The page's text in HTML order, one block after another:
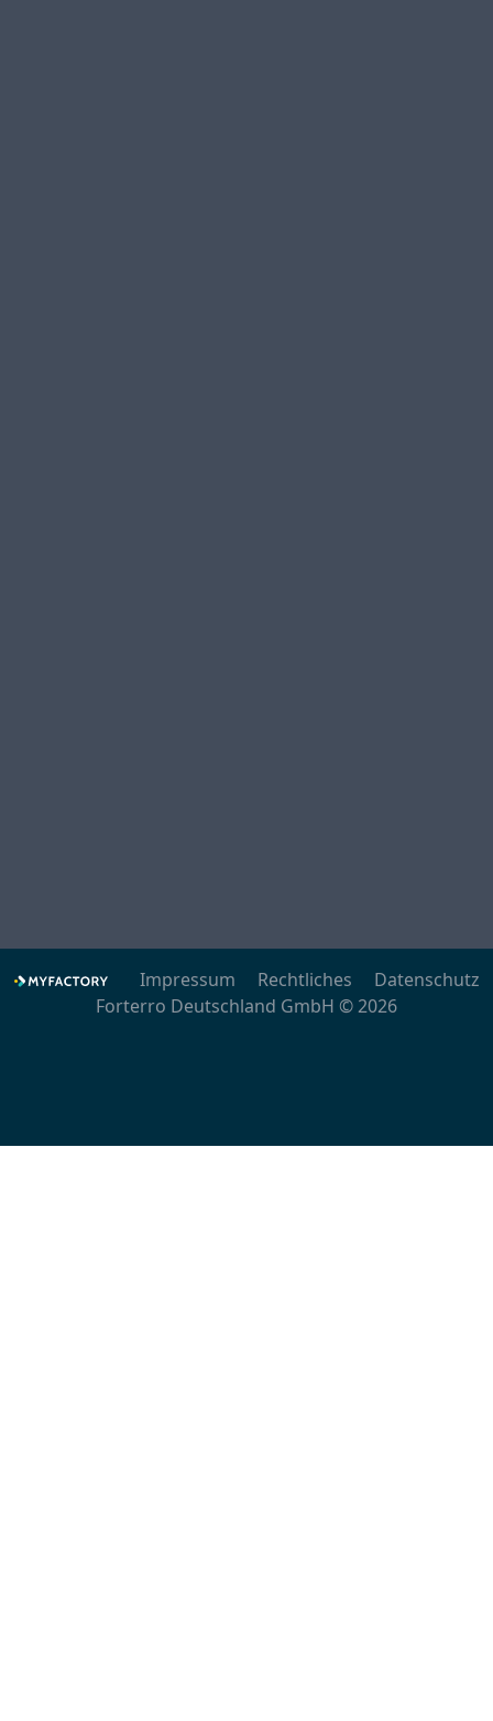
Impressum Rechtliches
Datenschutz
Forterro Deutschland GmbH © 2026